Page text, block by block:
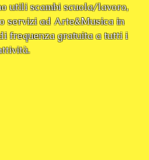
utili scambi scuola/lavoro,
servizi ad Arte&Musica in
frequenza gratuita a tutti i